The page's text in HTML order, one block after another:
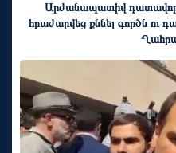
Արժանապատիվ
հրաժարվեց քննել գործն ու